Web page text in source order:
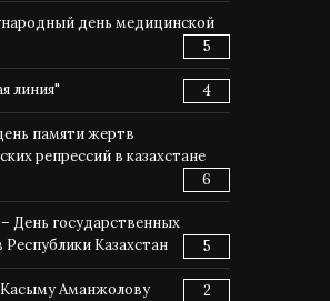
день медицинской
5
линия" 4
памяти жертв
репрессий в казахстане
6
День государственных
Казахстан
5
Касыму Аманжолову 2